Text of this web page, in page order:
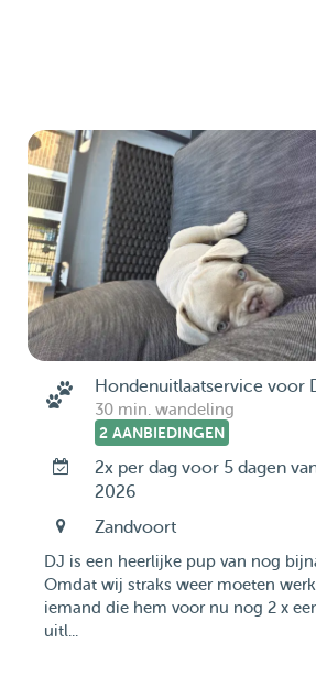
Hondenuitlaatservice voor
30 min. wandeling
2 AANBIEDINGEN
2x per dag voor 5 dagen
2026
Zandvoort
DJ is een heerlijke pup van nog
Omdat wij straks weer moeten
iemand die hem voor nu nog 2 x
uitl...